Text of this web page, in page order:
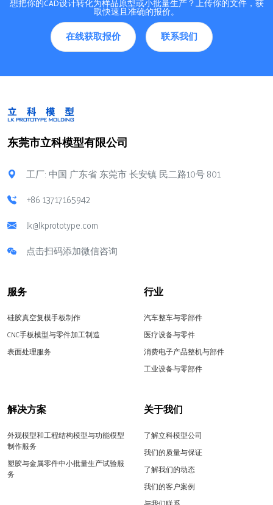
想把你的CAD设计转化为样品原型或小批量生产？上传你的文件，获
取快速且准确的报价。
在线获取报价 联系我们
东莞市立科模型有限公司
工厂: 中国 广东省 东莞市 长安镇 民二路10号 801
+86 13717165942
lk@lkprototype.com
点击扫码添加微信咨询
服务
硅胶真空复模手板制作
CNC手板模型与零件加工制造
表面处理服务
行业
汽车整车与零部件
医疗设备与零件
消费电子产品整机与部件
工业设备与零部件
解决方案
外观模型和工程结构模型与功能模型
制作服务
塑胶与金属零件中小批量生产试验服
务
关于我们
了解立科模型公司
我们的质量与保证
了解我们的动态
我们的客户案例